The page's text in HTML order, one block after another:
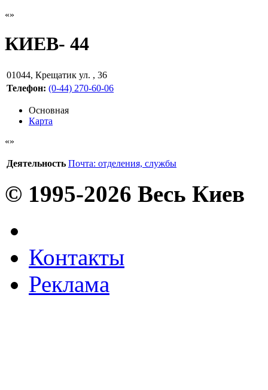
КИЕВ- 44
01044, Крещатик ул. , 36
Телефон: (0-44) 270-60-06
Основная
Карта
Деятельность Почта: отделения, службы
© 1995-2026 Весь Киев
Контакты
Реклама